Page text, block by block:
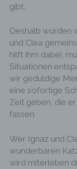
gibt.
Deshalb würden
und Clea
hilft ihm dabei,
Situationen
wir geduldige
eine sofortige
Zeit geben, die
fassen.
Wer Ignaz und
wunderbaren
wird miterleben
Registrierung
Die betroffene
der
Welche
für die
werden, ergibt
verwendet
eingegebenen
eigene
die
Weitergabe an